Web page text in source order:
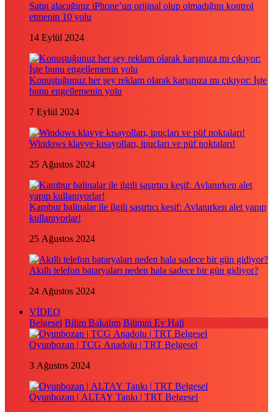
Satın alacağınız iPhone’un orijinal olup olmadığını kontrol
etmenin 10 yolu
14 Eylül 2024
Konuştuğunuz her şey reklam olarak karşınıza mı çıkıyor: İşte
bunu engellemenin yolu
7 Eylül 2024
Windows klavye kısayolları, ipuçları ve püf noktaları!
25 Ağustos 2024
Kambur balinalar ile ilgili şaşırtıcı keşif: Avlanırken alet yapıp
kullanıyorlar!
25 Ağustos 2024
Akıllı telefon bataryaları neden hala sadece bir gün gidiyor?
24 Ağustos 2024
VİDEO
Belgesel Bilim Bakalım Bilimin Ev Hali
Oyunbozan | TCG Anadolu | TRT Belgesel
3 Ağustos 2024
Oyunbozan | ALTAY Tankı | TRT Belgesel